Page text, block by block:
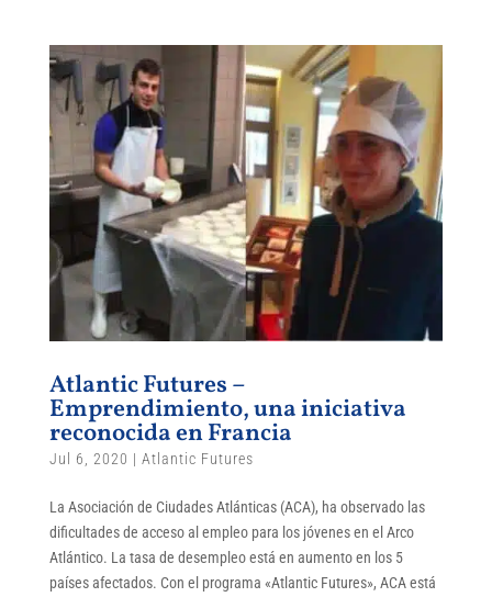
Atlantic Futures –
Emprendimiento, una iniciativa
reconocida en Francia
Jul 6, 2020 | Atlantic Futures
La Asociación de Ciudades Atlánticas (ACA), ha observado las
dificultades de acceso al empleo para los jóvenes en el Arco
Atlántico. La tasa de desempleo está en aumento en los 5
países afectados. Con el programa «Atlantic Futures», ACA está